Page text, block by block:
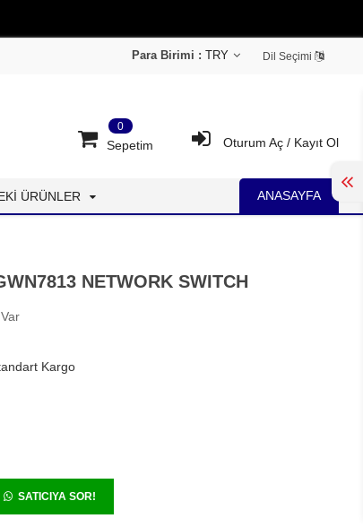
Dil Seçimi
Para Birimi :
Oturum Aç / Kayıt Ol
Sepetim
0
ÜRÜNLER ANASAYFA
NETWORK SWITCH
Kargo
SATICIYA SOR!